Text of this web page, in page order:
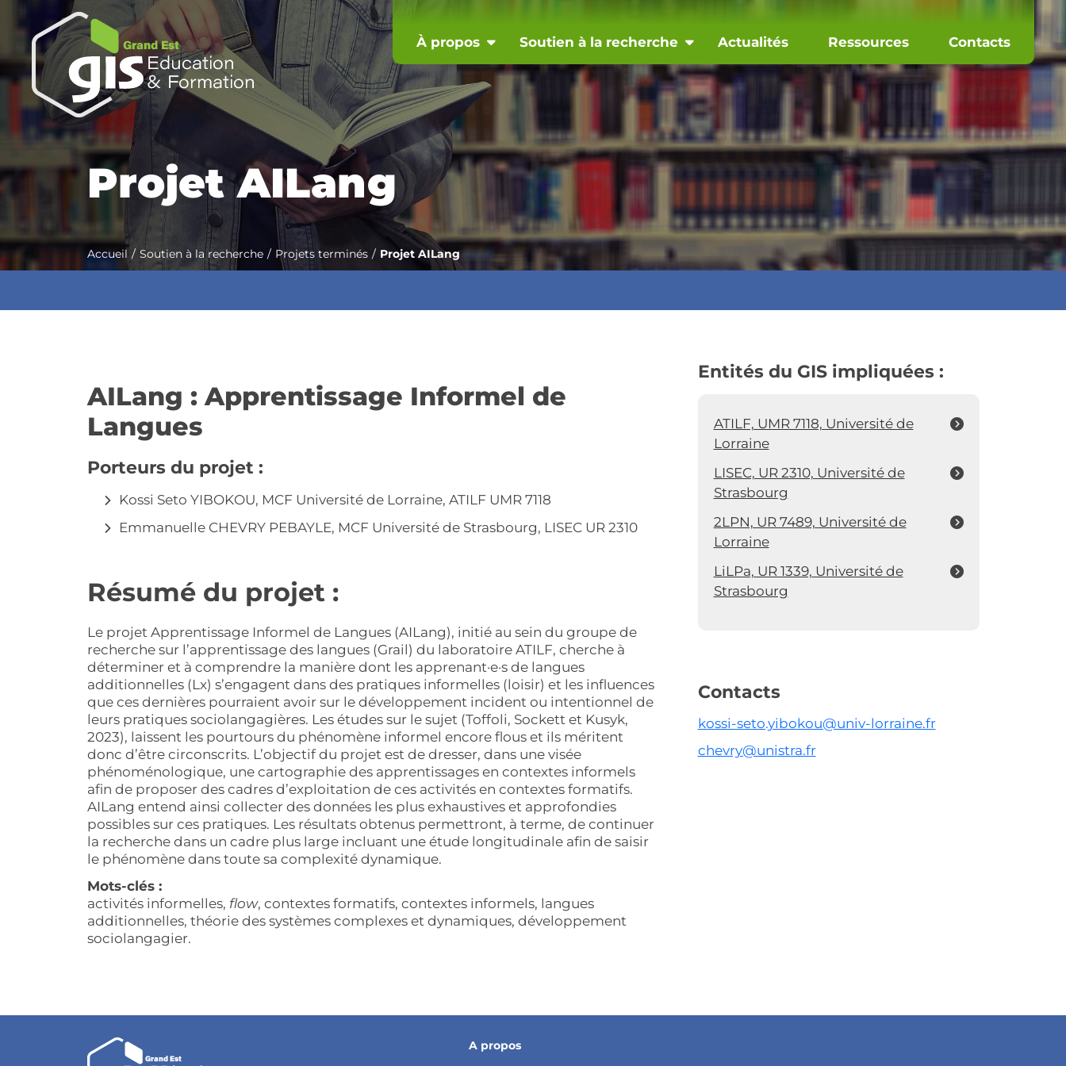
À propos Soutien à la recherche Actualités Ressources Contacts
Projet AILang
Accueil Soutien à la recherche Projets terminés Projet AILang
AILang : Apprentissage Informel de
Langues
Porteurs du projet :
Kossi Seto YIBOKOU, MCF Université de Lorraine, ATILF UMR 7118
Emmanuelle CHEVRY PEBAYLE, MCF Université de Strasbourg, LISEC UR 2310
Résumé du projet :
Le projet Apprentissage Informel de Langues (AILang), initié au sein du groupe de
recherche sur l’apprentissage des langues (Grail) du laboratoire ATILF, cherche à
déterminer et à comprendre la manière dont les apprenant·e·s de langues
additionnelles (Lx) s’engagent dans des pratiques informelles (loisir) et les influences
que ces dernières pourraient avoir sur le développement incident ou intentionnel de
leurs pratiques sociolangagières. Les études sur le sujet (Toffoli, Sockett et Kusyk,
2023), laissent les pourtours du phénomène informel encore flous et ils méritent
donc d’être circonscrits. L’objectif du projet est de dresser, dans une visée
phénoménologique, une cartographie des apprentissages en contextes informels
afin de proposer des cadres d’exploitation de ces activités en contextes formatifs.
AILang entend ainsi collecter des données les plus exhaustives et approfondies
possibles sur ces pratiques. Les résultats obtenus permettront, à terme, de continuer
la recherche dans un cadre plus large incluant une étude longitudinale afin de saisir
le phénomène dans toute sa complexité dynamique.
Mots-clés :
activités informelles, flow, contextes formatifs, contextes informels, langues
additionnelles, théorie des systèmes complexes et dynamiques, développement
sociolangagier.
Entités du GIS impliquées :
ATILF, UMR 7118, Université de
Lorraine
LISEC, UR 2310, Université de
Strasbourg
2LPN, UR 7489, Université de
Lorraine
LiLPa, UR 1339, Université de
Strasbourg
Contacts
kossi-seto.yibokou@univ-lorraine.fr
chevry@unistra.fr
A propos